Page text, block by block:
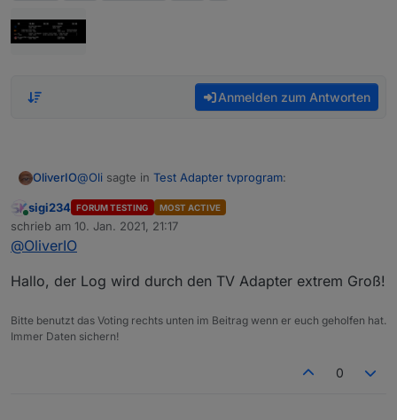
Anmelden zum Antworten
OliverIO@Oli sagte in Test Adapter tvprogram:
@OliverIO
dauert ziemlich lange
Schriftgröße
Ich habe die Stellen bereits angepasst, so das die
Schrift nun relativ zu eingestellen Schriftgröße im vis-
Allerdings werden die Größen der Kästchen noch
nicht angepasst, das werde ich zusammen mit der
Online
sigi234 FORUM TESTING MOST ACTIVE
schrieb am 10. Jan. 2021, 21:17
zuletzt editiert von
@OliverIO
Hallo, der Log wird durch den TV Adapter extrem Groß!
Bitte benutzt das Voting rechts unten im Beitrag wenn er euch geholfen hat.
Immer Daten sichern!
0